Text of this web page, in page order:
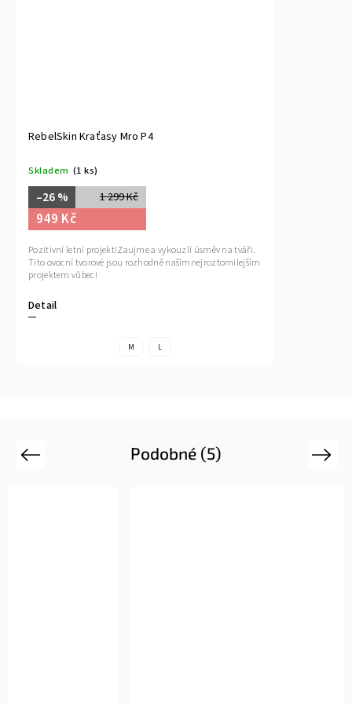
RebelSkin Kraťasy Mro P4
Skladem (1 ks)
1 299 Kč
–26 %
949 Kč
Detail
Pozitivní letní projekt!Zaujme a vykouzlí úsměv na tváři.
Tito ovocní tvorové jsou rozhodně našímnejroztomilejším
projektem vůbec!
M L
Podobné (5)
Previous Next